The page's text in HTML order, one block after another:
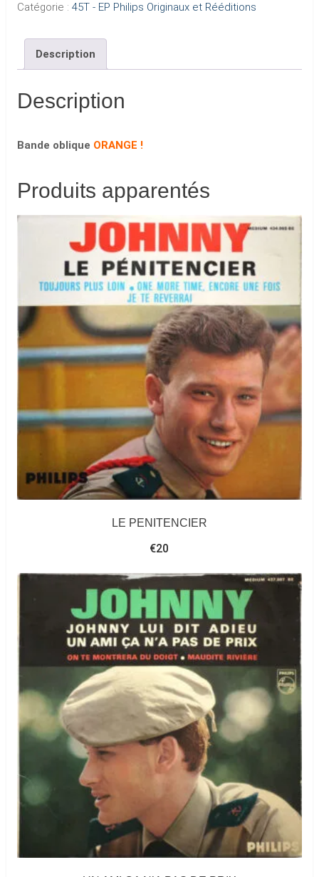
Catégorie : 45T - EP Philips Originaux et Rééditions
Description
Description
Bande oblique ORANGE !
Produits apparentés
LE PENITENCIER
€20